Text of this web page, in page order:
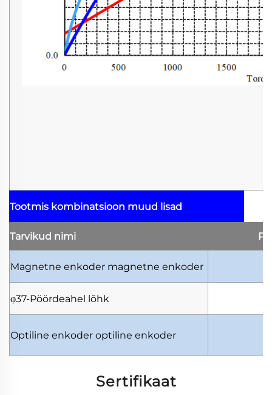
Tootmis kombinatsioon muud lisad
Tarvikud nimi
Magnetne enkoder magnetne enkoder
φ37-Pöördeahel lõhk
Optiline enkoder optiline enkoder
Sertifikaat